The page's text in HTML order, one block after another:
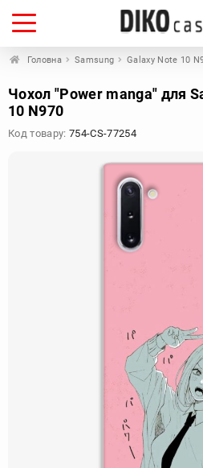
Головна Samsung Galaxy Note 10
Чохол "Power manga" для
10 N970
Код товару: 754-CS-77254